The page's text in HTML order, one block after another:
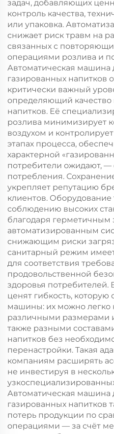
задач, добавляющих
контроль качества,
или упаковка.
снижает риск травм на
связанных с
операциями розлива и
Автоматическая машина
газированных напитков
критически важный
определяющий качество
напитков. Её
розлива минимизирует
воздухом и
этапах процесса,
характерной
потребители ожидают, —
потребления.
укрепляет репутацию
клиентов. Оборудование
соблюдению высоких
благодаря герметичным
автоматизированным
снижающим риски
санитарный режим
для соответствия
продовольственной
здоровья потребителей.
ценят гибкость, которую
машины: их можно легко
различными размерами
также разными
напитков без
перенастройки. Такая
компаниям расширять
не инвестируя в
Автоматическая машина
газированных напитков
потерь продукции по
операциями — за счёт